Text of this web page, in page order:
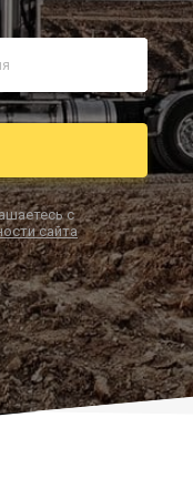
505-40-85
бесплатно
negabarit.ru
звонок
с
сайта